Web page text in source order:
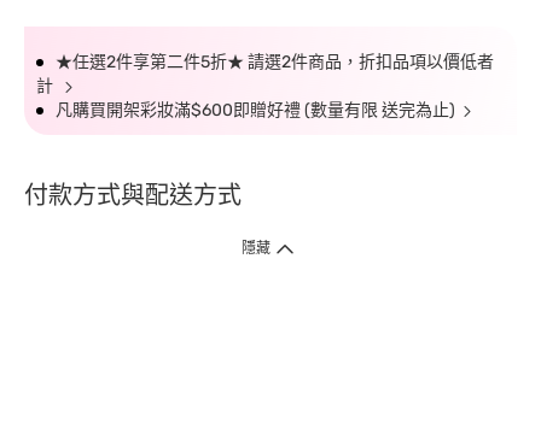
★任選2件享第二件5折★ 請選2件商品，折扣品項以價低者
計
凡購買開架彩妝滿$600即贈好禮 (數量有限 送完為止)
付款方式與配送方式
隱藏